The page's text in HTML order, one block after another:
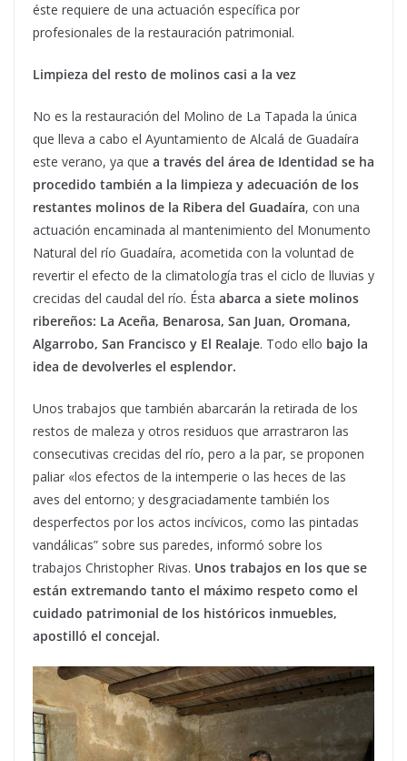
éste requiere de una actuación específica por
profesionales de la restauración patrimonial.
Limpieza del resto de molinos casi a la vez
No es la restauración del Molino de La Tapada la única
que lleva a cabo el Ayuntamiento de Alcalá de Guadaíra
este verano, ya que a través del área de Identidad se ha
procedido también a la limpieza y adecuación de los
restantes molinos de la Ribera del Guadaíra, con una
actuación encaminada al mantenimiento del Monumento
Natural del río Guadaíra, acometida con la voluntad de
revertir el efecto de la climatología tras el ciclo de lluvias y
crecidas del caudal del río. Ésta abarca a siete molinos
ribereños: La Aceña, Benarosa, San Juan, Oromana,
Algarrobo, San Francisco y El Realaje. Todo ello bajo la
idea de devolverles el esplendor.
Unos trabajos que también abarcarán la retirada de los
restos de maleza y otros residuos que arrastraron las
consecutivas crecidas del río, pero a la par, se proponen
paliar «los efectos de la intemperie o las heces de las
aves del entorno; y desgraciadamente también los
desperfectos por los actos incívicos, como las pintadas
vandálicas” sobre sus paredes, informó sobre los
trabajos Christopher Rivas. Unos trabajos en los que se
están extremando tanto el máximo respeto como el
cuidado patrimonial de los históricos inmuebles,
apostilló el concejal.